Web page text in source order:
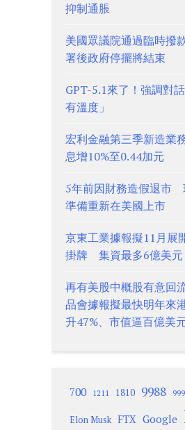
抑制通脹
美國眾議院通過臨時
署後政府停擺將結束
GPT-5.1來了！強調對
有溫度」
宏利金融第三季新造
息增10%至0.44加元
5年前因財務造假退市
準備重新在美國上市
京東工業據報擬11月展
掛牌 集資最多6億美元
再有美股中概股有意
品會據報擬最快明年
升47%、市值逼百億美
700 1211 1810 9988
Elon Musk FTX Google